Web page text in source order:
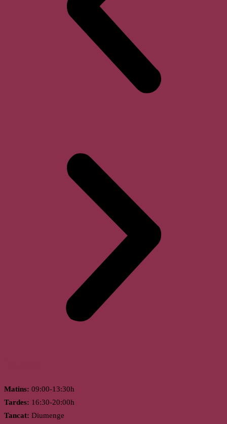
Matins: 09:00-13:30h
Tardes: 16:30-20:00h
Tancat: Diumenge